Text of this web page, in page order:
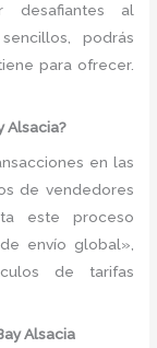
al
podrás
para ofrecer.
Alsacia?
en las
de vendedores
este proceso
envío global»,
de tarifas
Alsacia